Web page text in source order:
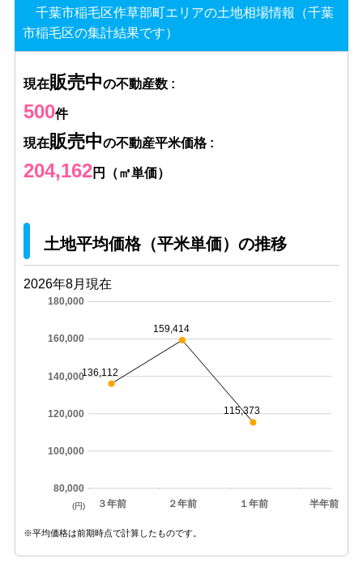
千葉市稲毛区作草部町エリアの土地相場情報（千葉
市稲毛区の集計結果です）
現在販売中の不動産数 :
500件
現在販売中の不動産平米価格 :
204,162円（㎡単価）
土地平均価格（平米単価）の推移
2026年8月現在
３年前 ２年前 １年前 半年前
80,000
100,000
120,000
140,000
160,000
180,000
136,112
159,414
115,373
(円)
※平均価格は前期時点で計算したものです。